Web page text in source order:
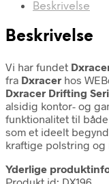
Beskrivelse
Beskrivelse
Vi har fundet
fra Dxracer hos
Dxracer Drifting
alsidig kontor- og
funktionalitet til
som et ideelt
kraftige polstring og
Yderlige